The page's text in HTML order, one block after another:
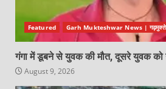
Featured Garh Mukteshwar News |
गंगा में डूबने से युवक की मौत, दूसरे युवक को
August 9, 2026